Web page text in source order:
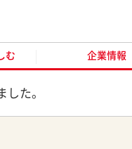
む 企業情報
た。